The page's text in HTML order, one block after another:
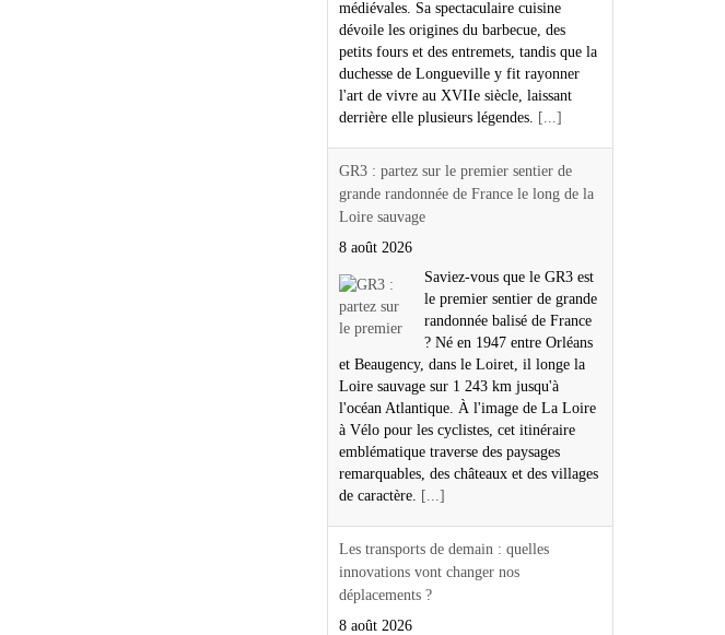
médiévales. Sa spectaculaire cuisine
dévoile les origines du barbecue, des
petits fours et des entremets, tandis que la
duchesse de Longueville y fit rayonner
l'art de vivre au XVIIe siècle, laissant
derrière elle plusieurs légendes.
[...]
GR3 : partez sur le premier sentier de
grande randonnée de France le long de la
Loire sauvage
8 août 2026
Saviez-vous que le GR3 est
le premier sentier de grande
randonnée balisé de France
? Né en 1947 entre Orléans
et Beaugency, dans le Loiret, il longe la
Loire sauvage sur 1 243 km jusqu'à
l'océan Atlantique. À l'image de La Loire
à Vélo pour les cyclistes, cet itinéraire
emblématique traverse des paysages
remarquables, des châteaux et des villages
de caractère.
[...]
Les transports de demain : quelles
innovations vont changer nos
déplacements ?
8 août 2026